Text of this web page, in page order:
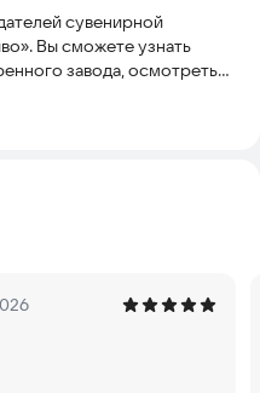
сувенирной
Вы сможете узнать
завода, осмотреть